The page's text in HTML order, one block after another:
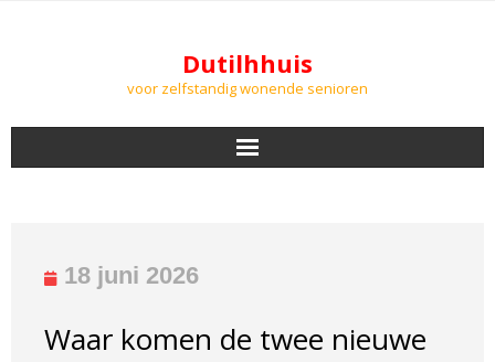
Dutilhhuis
voor zelfstandig wonende senioren
18 juni 2026
Waar komen de twee nieuwe